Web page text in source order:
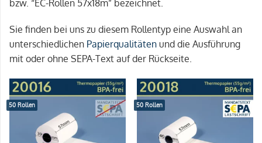
bzw. “EC-Rollen 57x18m” bezeichnet.
Sie finden bei uns zu diesem Rollentyp eine Auswahl an
unterschiedlichen Papierqualitäten und die Ausführung
mit oder ohne SEPA-Text auf der Rückseite.
50 Rollen 50 Rollen